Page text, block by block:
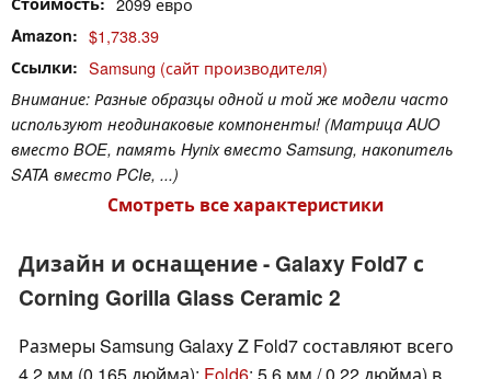
Amazon $1,738.39
Ссылки Samsung (сайт производителя)
Внимание: Разные образцы одной и той же модели часто
используют неодинаковые компоненты! (Матрица AUO
вместо BOE, память Hynix вместо Samsung, накопитель
SATA вместо PCIe, ...)
Смотреть все характеристики
Дизайн и оснащение - Galaxy Fold7 с
Corning Gorilla Glass Ceramic 2
Размеры Samsung Galaxy Z Fold7 составляют всего
4,2 мм (0,165 дюйма); Fold6: 5.6 мм / 0,22 дюйма) в